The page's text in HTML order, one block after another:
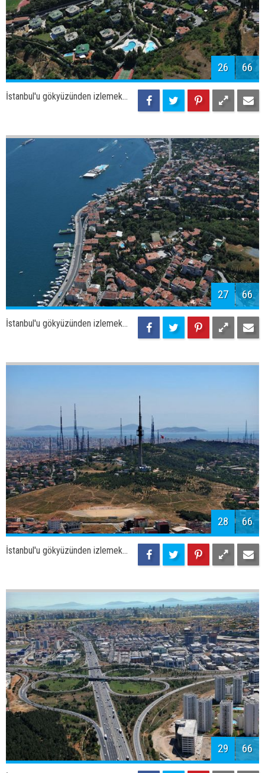
29 66
İstanbul'u gökyüzünden izlemek...
İstanbul'u gökyüzünden izlemek...
31 66
İstanbul'u gökyüzünden izlemek...